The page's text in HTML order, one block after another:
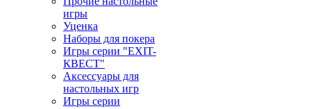
игры
Уценка
Наборы для покера
Игры серии "EXIT-
КВЕСТ"
Аксессуары для
настольных игр
Игры серии